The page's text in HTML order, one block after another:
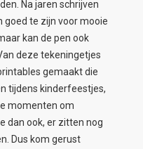
Na jaren schrijven
goed te zijn voor mooie
kan de pen ook
deze tekeningetjes
gemaakt die
tijdens kinderfeestjes,
momenten om
dan ook, er zitten nog
Dus kom gerust